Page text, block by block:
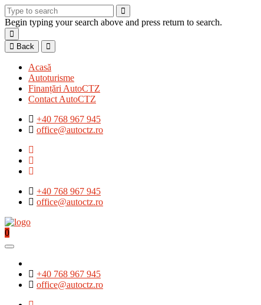
Begin typing your search above and press return to search.
Back
Acasă
Autoturisme
Finanțări AutoCTZ
Contact AutoCTZ
+40 768 967 945
office@autoctz.ro
+40 768 967 945
office@autoctz.ro
0
+40 768 967 945
office@autoctz.ro